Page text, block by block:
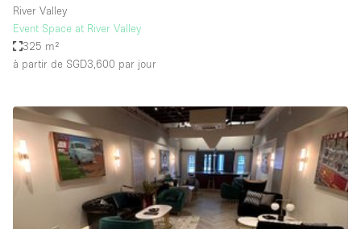
Chauffage
Comptoir
Cuisine
De plain-pied
Entrée Large
Espace Avec Vue
Espace Brut
River Valley
Event Space at River Valley
325 m²
à partir de SGD3,600 par jour